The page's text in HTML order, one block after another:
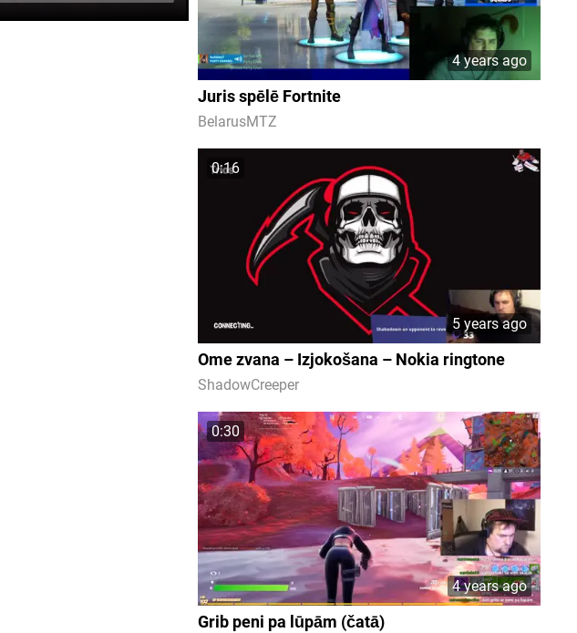
4 years ago
Juris spēlē Fortnite
BelarusMTZ
0:16
5 years ago
Ome zvana – Izjokošana – Nokia ringtone
ShadowCreeper
0:30
4 years ago
Grib peni pa lūpām (čatā)